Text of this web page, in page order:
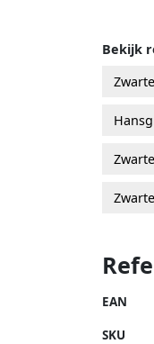
Bekijk
EAN
SKU